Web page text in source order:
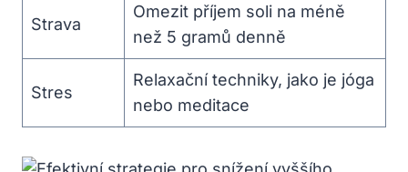
Strava
Omezit příjem soli na méně
než 5 gramů denně
Stres
Relaxační techniky, jako je jóga
nebo meditace